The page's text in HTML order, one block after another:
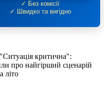
✓ Без комісії
✓ Швидко та вигідно
критична":
про найгірший сценарій
літо